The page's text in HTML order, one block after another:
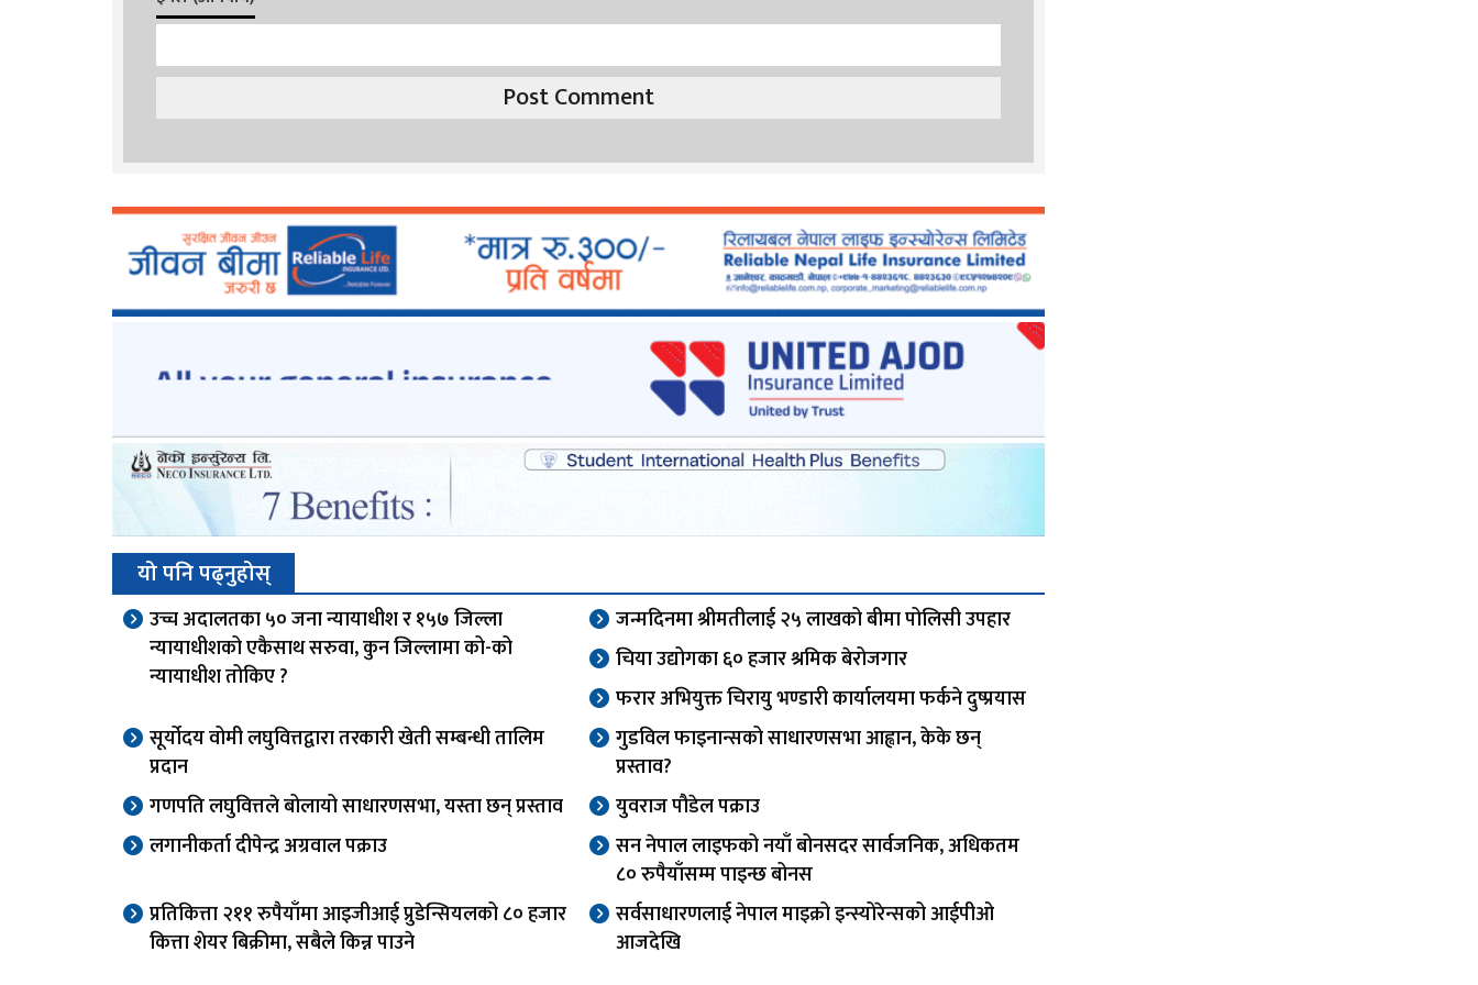
यो पनि पढ्नुहोस्
उच्च अदालतका ५० जना न्यायाधीश र १५७ जिल्ला
न्यायाधीशको एकैसाथ सरुवा, कुन जिल्लामा को-को
न्यायाधीश तोकिए ?
जन्मदिनमा श्रीमतीलाई २५ लाखको बीमा पोलिसी उपहार
चिया उद्योगका ६० हजार श्रमिक बेरोजगार
फरार अभियुक्त चिरायु भण्डारी कार्यालयमा फर्कने दुष्प्रयास
सूर्योदय वोमी लघुवित्तद्वारा तरकारी खेती सम्बन्धी तालिम
प्रदान
गुडविल फाइनान्सको साधारणसभा आह्वान, केके छन्
प्रस्ताव?
गणपति लघुवित्तले बोलायो साधारणसभा, यस्ता छन् प्रस्ताव
युवराज पौडेल पक्राउ
लगानीकर्ता दीपेन्द्र अग्रवाल पक्राउ
सन नेपाल लाइफको नयाँ बोनसदर सार्वजनिक, अधिकतम
८० रुपैयाँसम्म पाइन्छ बोनस
प्रतिकित्ता २११ रुपैयाँमा आइजीआई प्रुडेन्सियलको ८० हजार
कित्ता शेयर बिक्रीमा, सबैले किन्न पाउने
सर्वसाधारणलाई नेपाल माइक्रो इन्स्योरेन्सको आईपीओ
आजदेखि